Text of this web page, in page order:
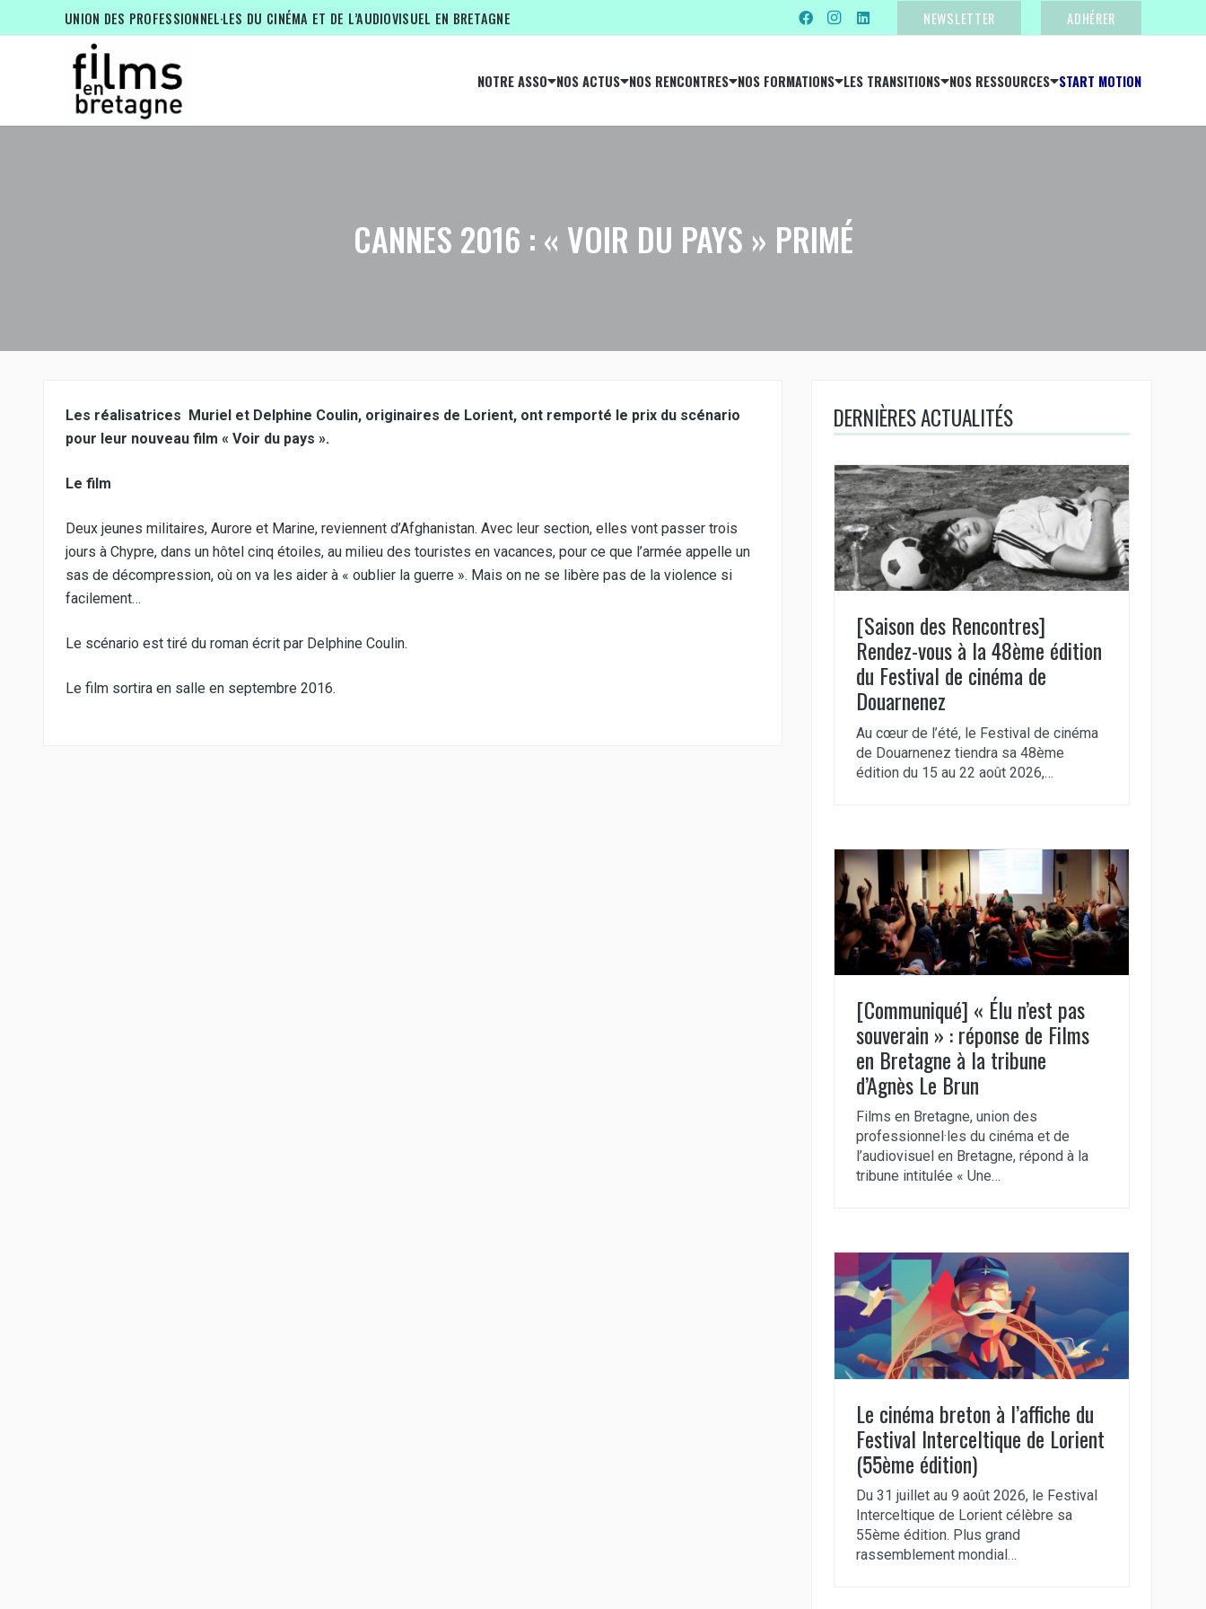
UNION DES PROFESSIONNEL·LES DU CINÉMA ET DE L’AUDIOVISUEL EN BRETAGNE NEWSLETTER ADHÉRER
NOTRE ASSO NOS ACTUS NOS RENCONTRES NOS FORMATIONS LES TRANSITIONS NOS RESSOURCES START MOTION
CANNES 2016 : « VOIR DU PAYS » PRIMÉ
Les réalisatrices Muriel et Delphine Coulin, originaires de Lorient, ont remporté le prix du scénario
pour leur nouveau film « Voir du pays ».
Le film
Deux jeunes militaires, Aurore et Marine, reviennent d’Afghanistan. Avec leur section, elles vont passer trois
jours à Chypre, dans un hôtel cinq étoiles, au milieu des touristes en vacances, pour ce que l’armée appelle un
sas de décompression, où on va les aider à « oublier la guerre ». Mais on ne se libère pas de la violence si
facilement…
Le scénario est tiré du roman écrit par Delphine Coulin.
Le film sortira en salle en septembre 2016.
DERNIÈRES ACTUALITÉS
[Saison des Rencontres]
Rendez-vous à la 48ème édition
du Festival de cinéma de
Douarnenez
Au cœur de l’été, le Festival de cinéma
de Douarnenez tiendra sa 48ème
édition du 15 au 22 août 2026,…
[Communiqué] « Élu n’est pas
souverain » : réponse de Films
en Bretagne à la tribune
d’Agnès Le Brun
Films en Bretagne, union des
professionnel·les du cinéma et de
l’audiovisuel en Bretagne, répond à la
tribune intitulée « Une…
Le cinéma breton à l’affiche du
Festival Interceltique de Lorient
(55ème édition)
Du 31 juillet au 9 août 2026, le Festival
Interceltique de Lorient célèbre sa
55ème édition. Plus grand
rassemblement mondial…